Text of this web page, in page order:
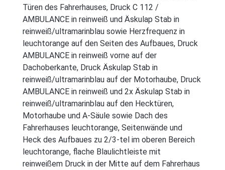
Türen des Fahrerhauses, Druck C 112 /
AMBULANCE in reinweiß und Äskulap Stab in
reinweiß/ultramarinblau sowie Herzfrequenz in
leuchtorange auf den Seiten des Aufbaues, Druck
AMBULANCE in reinweiß vorne auf der
Dachoberkante, Druck Äskulap Stab in
reinweiß/ultramarinblau auf der Motorhaube, Druck
AMBULANCE in reinweiß und 2x Äskulap Stab in
reinweiß/ultramarinblau auf den Hecktüren,
Motorhaube und A-Säule sowie Dach des
Fahrerhauses leuchtorange, Seitenwände und
Heck des Aufbaues zu 2/3-tel im oberen Bereich
leuchtorange, flache Blaulichtleiste mit
reinweißem Druck in der Mitte auf dem Fahrerhaus